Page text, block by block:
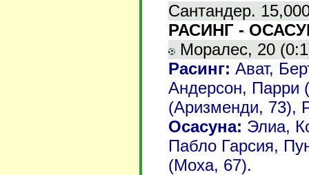
Сантандер.
РАСИНГ -
Моралес, 20
Расинг: Ават,
Андерсон,
(Аризменди, 73),
Осасуна: Элиа,
Пабло Гарсия,
(Моха, 67).